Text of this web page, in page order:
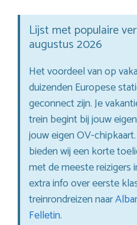
Lijst met populaire
augustus 2026
Het voordeel van op
duizenden Europese
geconnect zijn. Je
trein begint bij jouw
jouw eigen OV-
bieden wij een korte
met de meeste reizigers
extra info over eerste
treinrondreizen naar
Felletin.